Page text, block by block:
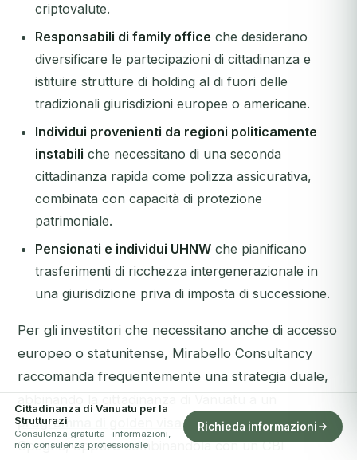
criptovalute.
Responsabili di family office che desiderano
diversificare le partecipazioni di cittadinanza e
istituire strutture di holding al di fuori delle
tradizionali giurisdizioni europee o americane.
Individui provenienti da regioni politicamente
instabili che necessitano di una seconda
cittadinanza rapida come polizza assicurativa,
combinata con capacità di protezione
patrimoniale.
Pensionati e individui UHNW che pianificano
trasferimenti di ricchezza intergenerazionale in
una giurisdizione priva di imposta di successione.
Per gli investitori che necessitano anche di accesso
europeo o statunitense, Mirabello Consultancy
raccomanda frequentemente una strategia duale,
programma di golden visa in Portogallo, Grecia o
Spagna, oppure combinandola con un CBI
Cittadinanza di Vanuatu per la
Strutturazi
Consulenza gratuita · informazioni,
non consulenza professionale
Richieda informazioni